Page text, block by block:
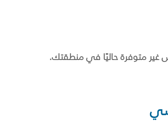
غير متوفرة حاليًا في منطقتك.